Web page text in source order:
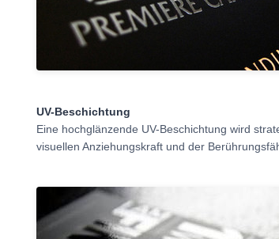
UV-Beschichtung
Eine hochglänzende UV-Beschichtung wird
visuellen Anziehungskraft und der